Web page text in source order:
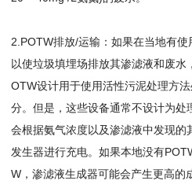
2.POTW排放/运输：如果在当地有
以使垃圾填埋场排放其渗滤液和废
OTW设计用于使用活性污泥处理方
分。但是，这些设备通常不设计为处
会根据氨气浓度以及渗滤液中发现的
发生器进行充电。如果本地没有
W，渗滤液生成器可能会产生更高的